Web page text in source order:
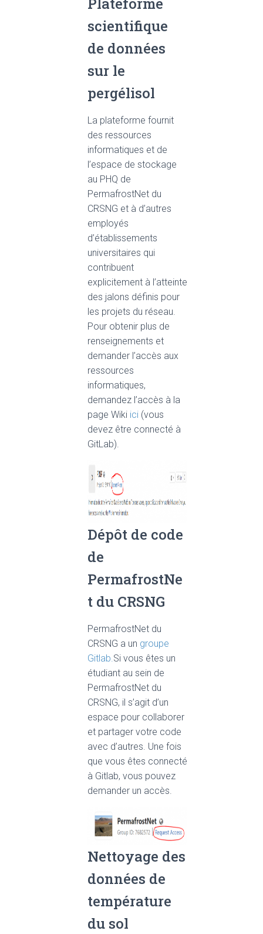
scientifique
de données
sur le
pergélisol
La plateforme fournit
des ressources
informatiques et de
l’espace de stockage
au PHQ de
PermafrostNet du
CRSNG et à d’autres
employés
d’établissements
universitaires qui
contribuent
explicitement à l’atteinte
des jalons définis pour
les projets du réseau.
Pour obtenir plus de
renseignements et
demander l’accès aux
ressources
informatiques,
demandez l’accès à la
page Wiki ici (vous
devez être connecté à
GitLab).
Dépôt de code
de
PermafrostNe
t du CRSNG
PermafrostNet du
CRSNG a un groupe
Gitlab.Si vous êtes un
étudiant au sein de
PermafrostNet du
CRSNG, il s’agit d’un
espace pour collaborer
et partager votre code
avec d’autres. Une fois
que vous êtes connecté
à Gitlab, vous pouvez
demander un accès.
Nettoyage des
données de
température
du sol